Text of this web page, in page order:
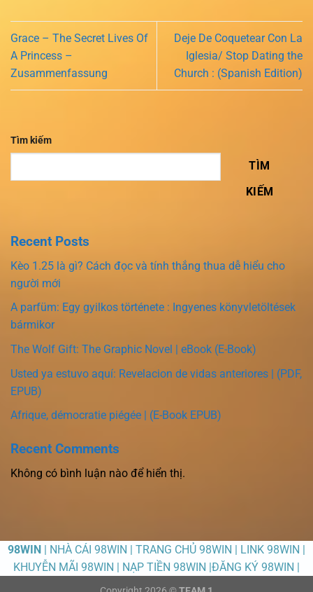
Grace – The Secret Lives Of
A Princess –
Zusammenfassung
Deje De Coquetear Con La
Iglesia/ Stop Dating the
Church : (Spanish Edition)
Tìm kiếm
TÌM
KIẾM
Recent Posts
Kèo 1.25 là gì? Cách đọc và tính thắng thua dễ hiểu cho
người mới
A parfüm: Egy gyilkos története : Ingyenes könyvletöltések
bármikor
The Wolf Gift: The Graphic Novel | eBook (E-Book)
Usted ya estuvo aquí: Revelacion de vidas anteriores | (PDF,
EPUB)
Afrique, démocratie piégée | (E-Book EPUB)
Recent Comments
Không có bình luận nào để hiển thị.
98WIN | NHÀ CÁI 98WIN | TRANG CHỦ 98WIN | LINK 98WIN |
KHUYỄN MÃI 98WIN | NẠP TIỀN 98WIN |ĐĂNG KÝ 98WIN |